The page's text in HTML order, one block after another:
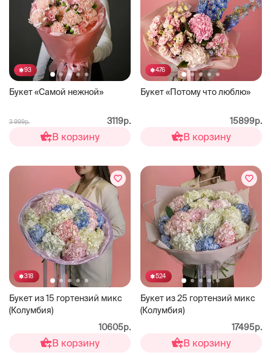
93
Букет «Самой нежной»
3 999р. 3119р.
В корзину
476
Букет «Потому что люблю»
15899р.
В корзину
318
Букет из 15 гортензий микс
(Колумбия)
10605р.
В корзину
524
Букет из 25 гортензий микс
(Колумбия)
17495р.
В корзину